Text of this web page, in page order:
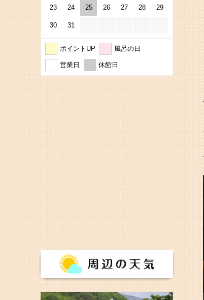
23 24 25 26 27 28 29
30 31
ポイントUP 風呂の日
営業日 休館日